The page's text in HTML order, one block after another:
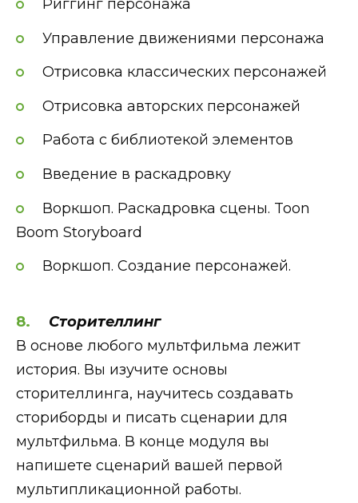
Риггинг персонажа
Управление движениями персонажа
Отрисовка классических персонажей
Отрисовка авторских персонажей
Работа с библиотекой элементов
Введение в раскадровку
Воркшоп. Раскадровка сцены. Toon
Boom Storyboard
Воркшоп. Создание персонажей.
Сторителлинг
В основе любого мультфильма лежит
история. Вы изучите основы
сторителлинга, научитесь создавать
сториборды и писать сценарии для
мультфильма. В конце модуля вы
напишете сценарий вашей первой
мультипликационной работы.